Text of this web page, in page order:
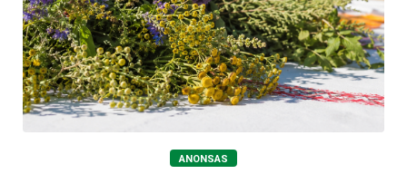
ANONSAS